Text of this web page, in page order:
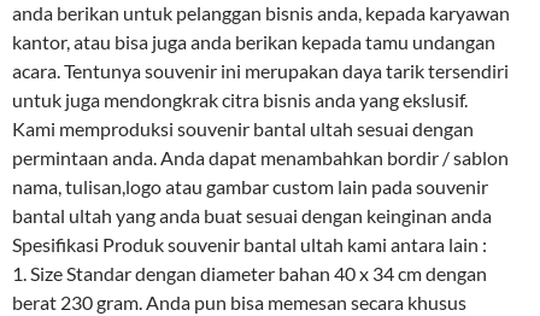
anda berikan untuk pelanggan bisnis anda, kepada karyawan
kantor, atau bisa juga anda berikan kepada tamu undangan
acara. Tentunya souvenir ini merupakan daya tarik tersendiri
untuk juga mendongkrak citra bisnis anda yang ekslusif.
Kami memproduksi souvenir bantal ultah sesuai dengan
permintaan anda. Anda dapat menambahkan bordir / sablon
nama, tulisan,logo atau gambar custom lain pada souvenir
bantal ultah yang anda buat sesuai dengan keinginan anda
Spesifikasi Produk souvenir bantal ultah kami antara lain :
1. Size Standar dengan diameter bahan 40 x 34 cm dengan
berat 230 gram. Anda pun bisa memesan secara khusus